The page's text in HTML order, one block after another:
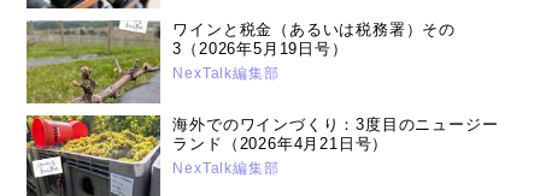
ワインと税金（あるいは税務署）その
3（2026年5月19日号）
NexTalk編集部
海外でのワインづくり：3度目のニュージー
ランド（2026年4月21日号）
NexTalk編集部